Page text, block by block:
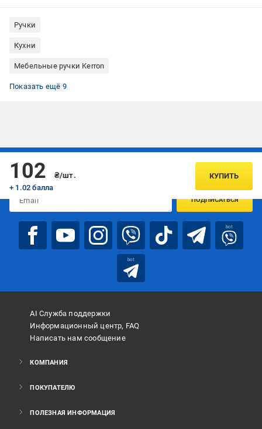
Ручки
Кухни
Мебельные ручки Kerron
Мебельные ручки модерн
Ручки мебельные для кухни
Ручки для шухляд
Мебельные ручки для шкафов
Ручки для тумбочек
Ручки для комода
Мебельные ручки-скобы
Мебельные ручки длинные
Ручки для мебели 96 мм межцентровое расстояние отверстий
Показать ещё 9
102
₴/шт.
+ 1.02 балла
КУПИТЬ
Подписывайтесь, чтобы узнавать первым об акцияx и
ПОДПИСАТЬСЯ
bot
bot
AI Служба поддержки
Информационный центр, FAQ
Написать нам сообщение
КОМПАНИЯ
ПОКУПАТЕЛЮ
ПОЛЕЗНАЯ ИНФОРМАЦИЯ